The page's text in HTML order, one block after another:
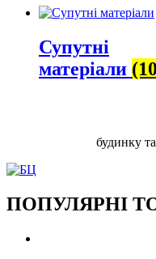
Супутні
матеріали
будинку та
ПОПУЛЯРНІ